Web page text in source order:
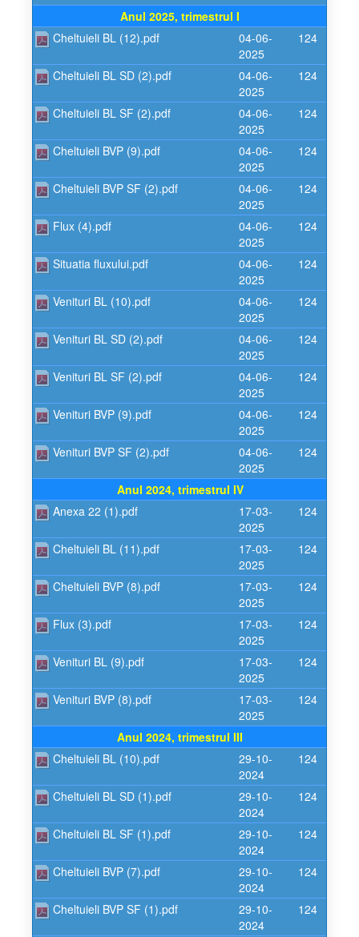
Anul 2025, trimestrul I
Cheltuieli BL (12).pdf
04-06-
2025
124
Cheltuieli BL SD (2).pdf
04-06-
2025
124
Cheltuieli BL SF (2).pdf
04-06-
2025
124
Cheltuieli BVP (9).pdf
04-06-
2025
124
Cheltuieli BVP SF (2).pdf
04-06-
2025
124
Flux (4).pdf
04-06-
2025
124
Situatia fluxului.pdf
04-06-
2025
124
Venituri BL (10).pdf
04-06-
2025
124
Venituri BL SD (2).pdf
04-06-
2025
124
Venituri BL SF (2).pdf
04-06-
2025
124
Venituri BVP (9).pdf
04-06-
2025
124
Venituri BVP SF (2).pdf
04-06-
2025
124
Anul 2024, trimestrul IV
Anexa 22 (1).pdf
17-03-
2025
124
Cheltuieli BL (11).pdf
17-03-
2025
124
Cheltuieli BVP (8).pdf
17-03-
2025
124
Flux (3).pdf
17-03-
2025
124
Venituri BL (9).pdf
17-03-
2025
124
Venituri BVP (8).pdf
17-03-
2025
124
Anul 2024, trimestrul III
Cheltuieli BL (10).pdf
29-10-
2024
124
Cheltuieli BL SD (1).pdf
29-10-
2024
124
Cheltuieli BL SF (1).pdf
29-10-
2024
124
Cheltuieli BVP (7).pdf
29-10-
2024
124
Cheltuieli BVP SF (1).pdf
29-10-
2024
124